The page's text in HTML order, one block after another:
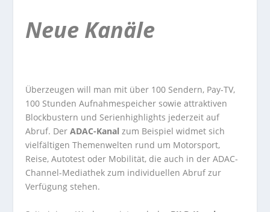
Neue Kanäle
Überzeugen will man mit über 100 Sendern, Pay-TV,
100 Stunden Aufnahmespeicher sowie attraktiven
Blockbustern und Serienhighlights jederzeit auf
Abruf. DerADAC-Kanalzum Beispiel widmet sich
vielfältigen Themenwelten rund um Motorsport,
Reise, Autotest oder Mobilität, die auch in der ADAC-
Channel-Mediathek zum individuellen Abruf zur
Verfügung stehen.